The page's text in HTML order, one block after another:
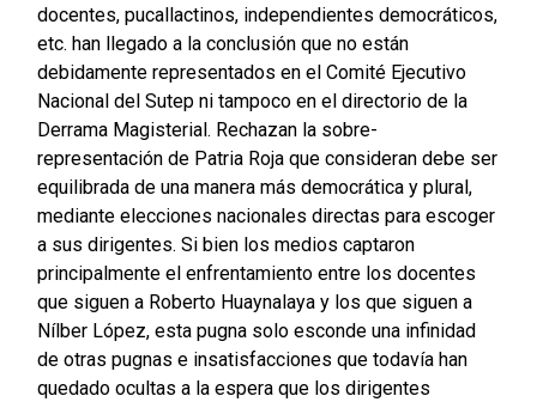
docentes, pucallactinos, independientes democráticos,
etc. han llegado a la conclusión que no están
debidamente representados en el Comité Ejecutivo
Nacional del Sutep ni tampoco en el directorio de la
Derrama Magisterial. Rechazan la sobre-
representación de Patria Roja que consideran debe ser
equilibrada de una manera más democrática y plural,
mediante elecciones nacionales directas para escoger
a sus dirigentes. Si bien los medios captaron
principalmente el enfrentamiento entre los docentes
que siguen a Roberto Huaynalaya y los que siguen a
Nílber López, esta pugna solo esconde una infinidad
de otras pugnas e insatisfacciones que todavía han
quedado ocultas a la espera que los dirigentes